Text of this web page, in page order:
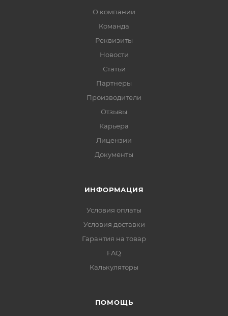
О компании
Команда
Реквизиты
Новости
Статьи
Партнеры
Производители
Отзывы
Карьера
Лицензии
Документы
ИНФОРМАЦИЯ
Условия оплаты
Условия доставки
Гарантия на товар
FAQ
Калькуляторы
ПОМОЩЬ